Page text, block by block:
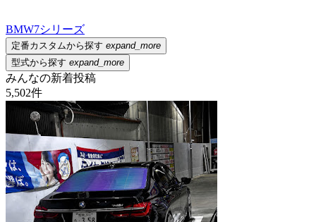
BMW7シリーズ
定番カスタムから探す expand_more
型式から探す expand_more
みんなの新着投稿
5,502件